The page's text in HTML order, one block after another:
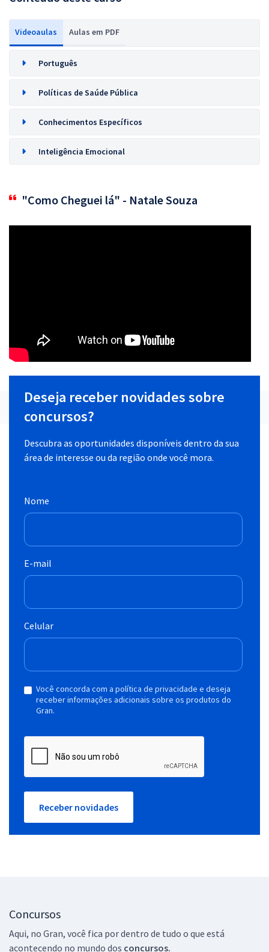
Videoaulas Aulas em PDF
Português
Políticas de Saúde Pública
Conhecimentos Específicos
Inteligência Emocional
"Como Cheguei lá" - Natale Souza
Deseja receber novidades sobre
concursos?
Descubra as oportunidades disponíveis dentro da sua
área de interesse ou da região onde você mora.
Nome
E-mail
Celular
Você concorda com a política de privacidade e deseja
receber informações adicionais sobre os produtos do
Gran.
Receber novidades
Concursos
Aqui, no Gran, você fica por dentro de tudo o que está
acontecendo no mundo dos concursos.